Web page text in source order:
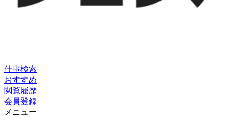
仕事検索
おすすめ
閲覧履歴
会員登録
メニュー